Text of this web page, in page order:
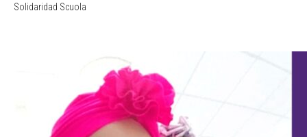
Solidaridad Scuola